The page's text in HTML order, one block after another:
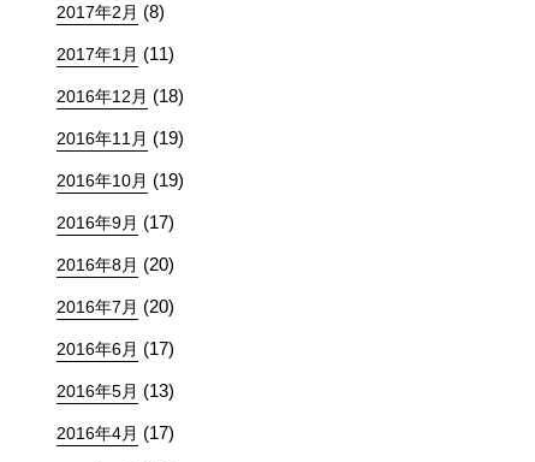
2017年2月 (8)
2017年1月 (11)
2016年12月 (18)
2016年11月 (19)
2016年10月 (19)
2016年9月 (17)
2016年8月 (20)
2016年7月 (20)
2016年6月 (17)
2016年5月 (13)
2016年4月 (17)